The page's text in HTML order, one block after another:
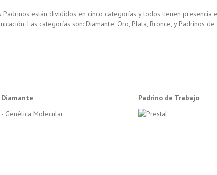
Padrinos están divididos en cinco categorías y todos tienen presencia
Las categorías son: Diamante, Oro, Plata, Bronce, y Padrinos
Padrino de Trabajo